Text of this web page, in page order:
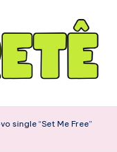
single “Set Me Free”